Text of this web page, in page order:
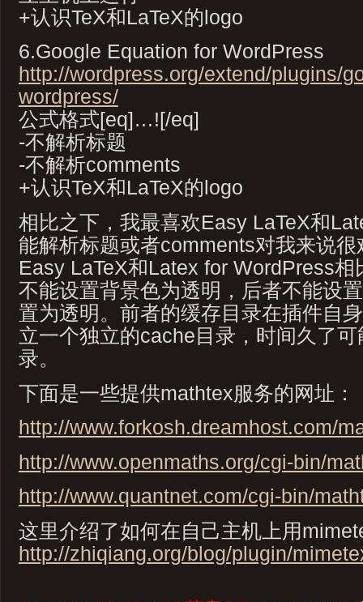
+认识TeX和LaTeX的logo
6.Google Equation for WordPress
http://wordpress.org/extend/plugins/
wordpress/
公式格式[eq]…![/eq]
-不解析标题
-不解析comments
+认识TeX和LaTeX的logo
相比之下，我最喜欢Easy LaTeX和
能解析标题或者comments对我来说很
Easy LaTeX和Latex for WordPress
不能设置背景色为透明，后者不能设
置为透明。前者的缓存目录在插件自
立一个独立的cache目录，时间久了
录。
下面是一些提供mathtex服务的网址：
http://www.forkosh.dreamhost.com/
http://www.openmaths.org/cgi-bin/
http://www.quantnet.com/cgi-bin/
这里介绍了如何在自己主机上用
http://zhiqiang.org/blog/plugin/